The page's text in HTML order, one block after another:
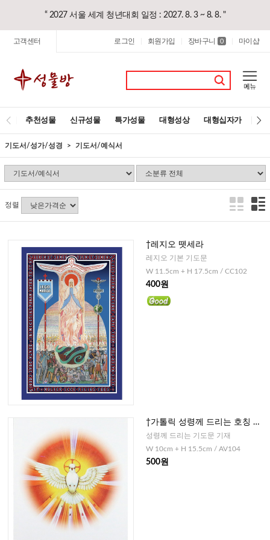
“ 2027 서울 세계 청년대회 일정 : 2027. 8. 3 ~ 8. 8. "
고객센터 로그인 회원가입 장바구니 0 마이샵
추천성물 신규성물 특가성물 대형성상 대형십자가 레
기도서/성가/성경 기도서/예식서
정렬
†레지오 뗏세라
레지오 기본 기도문
W 11.5cm + H 17.5cm / CC102
400원
†가톨릭 성령께 드리는 호칭 기
도(3단접지)
성령께 드리는 기도문 기재
W 10cm + H 15.5cm / AV104
500원